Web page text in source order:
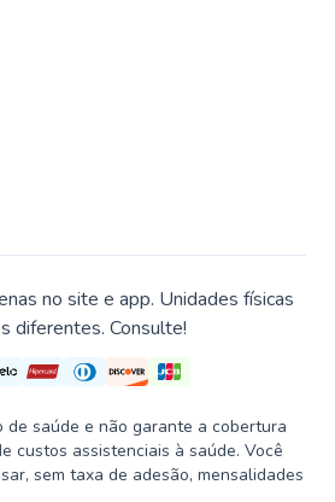
no site e app. Unidades físicas
diferentes. Consulte!
de saúde e não garante a cobertura
custos assistenciais à saúde. Você
sem taxa de adesão, mensalidades